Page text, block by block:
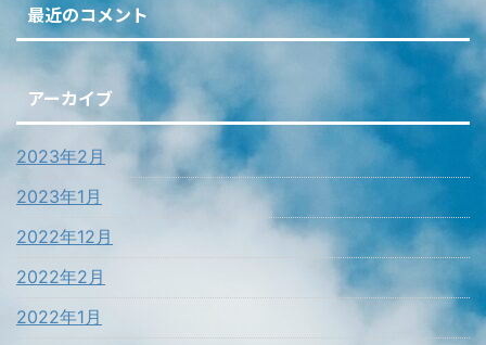
最近のコメント
アーカイブ
2023年2月
2023年1月
2022年12月
2022年2月
2022年1月